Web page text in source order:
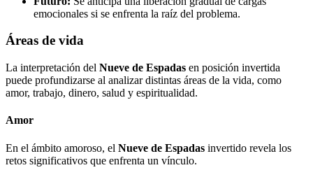
emocionales si se enfrenta la raíz del problema.
Áreas de vida
La interpretación del Nueve de Espadas en posición invertida
puede profundizarse al analizar distintas áreas de la vida, como
amor, trabajo, dinero, salud y espiritualidad.
Amor
En el ámbito amoroso, el Nueve de Espadas invertido revela los
retos significativos que enfrenta un vínculo.